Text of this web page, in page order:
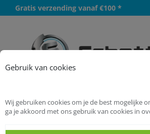
Gebruik van cookies
Wij gebruiken cookies om je de best mogelijke
ga je akkoord met ons gebruik van cookies in
Gratis verzending vanaf €100 *
Startpagina
Vonkvrije gereedschappen